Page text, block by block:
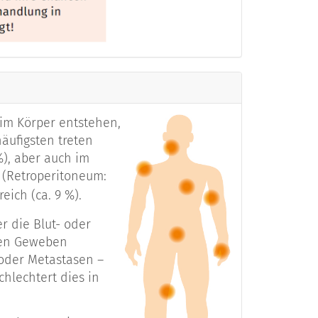
stützende Zellen
deutlich, dass es sich bei den
handelt. Sie verbindet
Zellen“. Dabei handelt
(Knochen, Muskeln), die
Körper entstehen,
treten
aber auch im
(ca. 9 %).
die Blut- oder
Geweben
Metastasen –
dies in